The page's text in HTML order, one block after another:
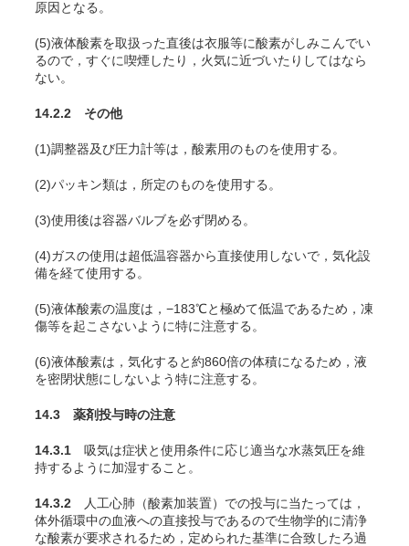
原因となる。
(5)液体酸素を取扱った直後は衣服等に酸素がしみこんでい
るので，すぐに喫煙したり，火気に近づいたりしてはなら
ない。
14.2.2 その他
(1)調整器及び圧力計等は，酸素用のものを使用する。
(2)パッキン類は，所定のものを使用する。
(3)使用後は容器バルブを必ず閉める。
(4)ガスの使用は超低温容器から直接使用しないで，気化設
備を経て使用する。
(5)液体酸素の温度は，−183℃と極めて低温であるため，凍
傷等を起こさないように特に注意する。
(6)液体酸素は，気化すると約860倍の体積になるため，液
を密閉状態にしないよう特に注意する。
14.3 薬剤投与時の注意
14.3.1 吸気は症状と使用条件に応じ適当な水蒸気圧を維
持するように加湿すること 。
14.3.2 人工心肺（酸素加装置）での投与に当たっては，
体外循環中の血液への直接投与であるので生物学的に清浄
な酸素が要求されるため，定められた基準に合致したろ過